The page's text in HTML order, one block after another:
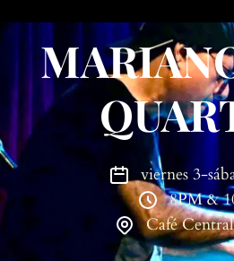
viernes 3-
8PM &
Café